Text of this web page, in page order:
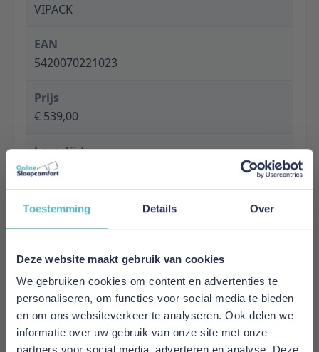
Toestemming Details Over
Deze website maakt gebruik van cookies
We gebruiken cookies om content en advertenties te
personaliseren, om functies voor social media te bieden
en om ons websiteverkeer te analyseren. Ook delen we
informatie over uw gebruik van onze site met onze
VIPACK
EAN
5420070221023
Prijs
€ 539,00
Levertijd
1 tot 5 werkdagen
Specificaties
Colour: RED
Slat base included: Yes
Recommended Slatbase: Slatbase is included
Product style: Fun
Maximum mattress thickness: No maximum
height